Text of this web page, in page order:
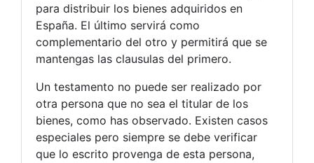
para distribuir los bienes adquiridos en
España. El último servirá como
complementario del otro y permitirá que se
mantengas las clausulas del primero.
Un testamento no puede ser realizado por
otra persona que no sea el titular de los
bienes, como has observado. Existen casos
especiales pero siempre se debe verificar
que lo escrito provenga de esta persona,